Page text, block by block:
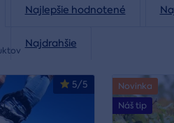
Najlepšie hodnotené
Najdrahšie
5/5
Novinka
Náš tip